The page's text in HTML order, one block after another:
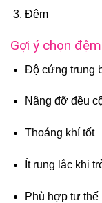
Đệm
Gợi ý chọn
Độ cứng trung
Nâng đỡ đều
Thoáng khí tốt
Ít rung lắc khi
Phù hợp tư thế